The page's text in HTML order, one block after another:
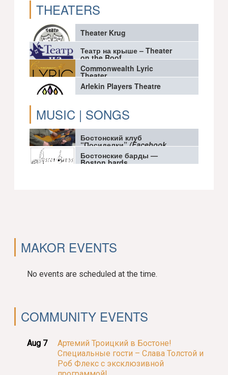
THEATERS
Theater Krug
Театр на крыше – Theater
on the Roof
Commonwealth Lyric
Theater
Arlekin Players Theatre
MUSIC | SONGS
Бостонский клуб
“Посиделки”(Facebook
group)
Бостонские барды —
Boston bards
MAKOR EVENTS
No events are scheduled at the time.
COMMUNITY EVENTS
Aug 7
Артемий Троицкий в Бостоне!
Специальные гости – Слава Толстой и
Роб Флекс с эксклюзивной